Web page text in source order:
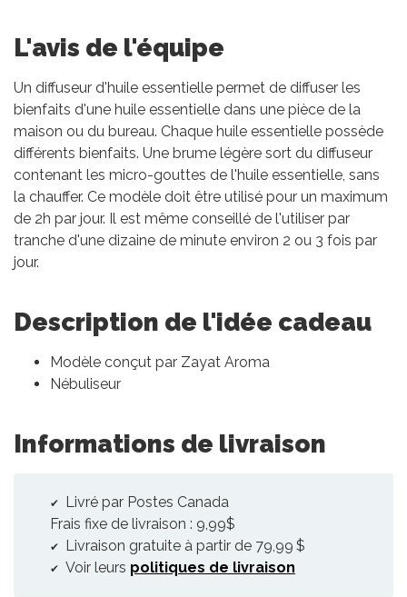
L'avis de l'équipe
Un diffuseur d'huile essentielle permet de diffuser les
bienfaits d'une huile essentielle dans une pièce de la
maison ou du bureau. Chaque huile essentielle possède
différents bienfaits. Une brume légère sort du diffuseur
contenant les micro-gouttes de l'huile essentielle, sans
la chauffer. Ce modèle doit être utilisé pour un maximum
de 2h par jour. Il est même conseillé de l'utiliser par
tranche d'une dizaine de minute environ 2 ou 3 fois par
jour.
Description de l'idée cadeau
Modèle conçut par Zayat Aroma
Nébuliseur
Informations de livraison
Livré par Postes Canada
Frais fixe de livraison : 9,99$
Livraison gratuite à partir de 79,99 $
Voir leurs politiques de livraison